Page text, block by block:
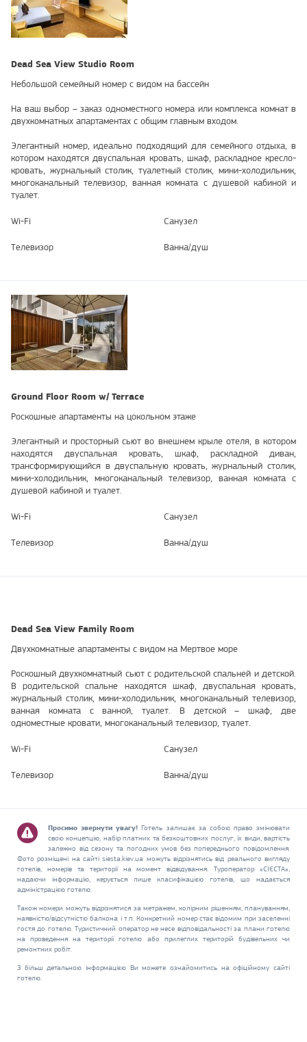
Dead Sea View Studio Room
Небольшой семейный номер с видом на бассейн
На ваш выбор – заказ одноместного номера или комплекса комнат в
двухкомнатных апартаментах с общим главным входом.
Элегантный номер, идеально подходящий для семейного отдыха, в
котором находятся двуспальная кровать, шкаф, раскладное кресло-
кровать, журнальный столик, туалетный столик, мини-холодильник,
многоканальный телевизор, ванная комната с душевой кабиной и
туалет.
Wi-Fi Санузел
Телевизор Ванна/душ
Ground Floor Room w/ Terrace
Роскошные апартаменты на цокольном этаже
Элегантный и просторный сьют во внешнем крыле отеля, в котором
находятся двуспальная кровать, шкаф, раскладной диван,
трансформирующийся в двуспальную кровать, журнальный столик,
мини-холодильник, многоканальный телевизор, ванная комната с
душевой кабиной и туалет.
Wi-Fi Санузел
Телевизор Ванна/душ
Dead Sea View Family Room
Двухкомнатные апартаменты с видом на Мертвое море
Роскошный двухкомнатный сьют с родительской спальней и детской.
В родительской спальне находятся шкаф, двуспальная кровать,
журнальный столик, мини-холодильник, многоканальный телевизор,
ванная комната с ванной, туалет. В детской – шкаф, две
одноместные кровати, многоканальный телевизор, туалет.
Wi-Fi Санузел
Телевизор Ванна/душ
Просимо звернути увагу! Готель залишає за собою право змінювати
свою концепцію, набір платних та безкоштовних послуг, їх види, вартість
залежно від сезону та погодних умов без попереднього повідомлення.
Фото розміщені на сайті siesta.kiev.ua можуть відрізнятись від реального вигляду
готелів, номерів та території на момент відвідування. Туроператор «СІЄСТА»,
надаючи інформацію, керується лише класифікацією готелів, що надається
адміністрацією готелю.
Також номери можуть відрізнятися за метражем, колірним рішенням, плануванням,
наявністю/відсутністю балкона і т.п. Конкретний номер стає відомим при заселенні
гостя до готелю. Туристичний оператор не несе відповідальності за плани готелю
на проведення на території готелю або прилеглих територій будівельних чи
ремонтних робіт.
З більш детальною інформацією Ви можете ознайомитись на офіційному сайті
готелю.